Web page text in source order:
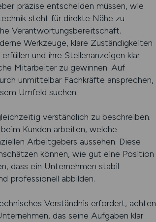
präzise entscheiden müssen, wie
steht für direkte Nähe zu
Verantwortungsbereitschaft.
Werkzeuge, klare Zuständigkeiten
und ihre Stellenanzeigen klar
Mitarbeiter zu gewinnen. Auf
unmittelbar Fachkräfte ansprechen,
Umfeld suchen.
verständlich zu beschreiben.
Kunden arbeiten, welche
Arbeitgebers aussehen. Diese
können, wie gut eine Position
dass ein Unternehmen stabil
professionell abbilden.
Verständnis erfordert, achten
das seine Aufgaben klar